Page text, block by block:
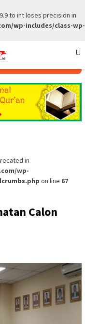
to int loses precision in
wp-includes/class-wp-
in
wp-
on line 67
Calon